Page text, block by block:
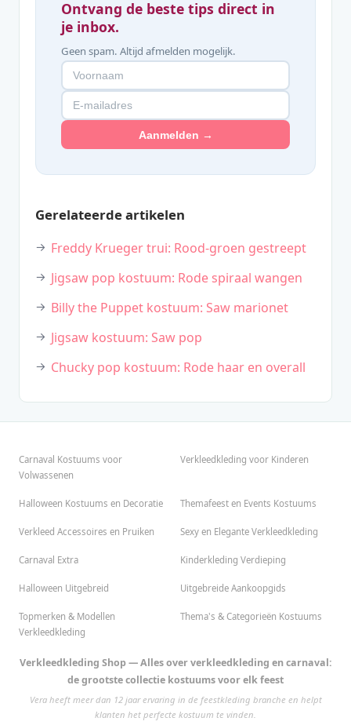
Ontvang de beste tips direct in
je inbox.
Geen spam. Altijd afmelden mogelijk.
Aanmelden →
Gerelateerde artikelen
Freddy Krueger trui: Rood-groen gestreept
Jigsaw pop kostuum: Rode spiraal wangen
Billy the Puppet kostuum: Saw marionet
Jigsaw kostuum: Saw pop
Chucky pop kostuum: Rode haar en overall
Carnaval Kostuums voor
Volwassenen
Verkleedkleding voor Kinderen
Halloween Kostuums en Decoratie Themafeest en Events Kostuums
Verkleed Accessoires en Pruiken Sexy en Elegante Verkleedkleding
Carnaval Extra Kinderkleding Verdieping
Halloween Uitgebreid Uitgebreide Aankoopgids
Topmerken & Modellen
Verkleedkleding
Thema's & Categorieën Kostuums
Verkleedkleding Shop — Alles over verkleedkleding en carnaval:
de grootste collectie kostuums voor elk feest
Vera heeft meer dan 12 jaar ervaring in de feestkleding branche en helpt
klanten het perfecte kostuum te vinden.